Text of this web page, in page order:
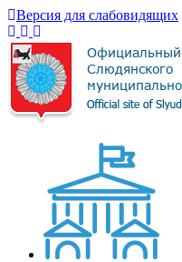
Версия для слабовидящих